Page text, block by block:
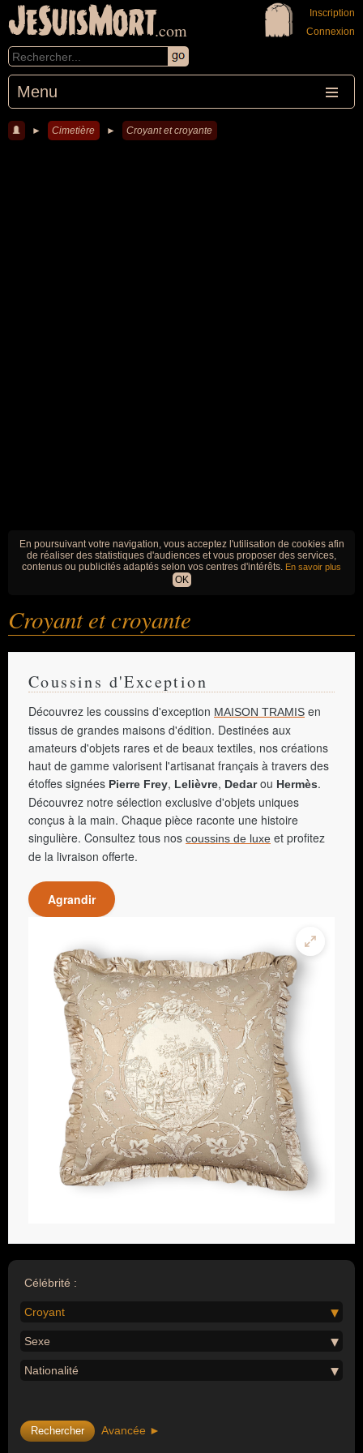
JeSuisMort.com
Menu
Inscription
Connexion
► Cimetière ► Croyant et croyante
En poursuivant votre navigation, vous acceptez l'utilisation de cookies afin
de réaliser des statistiques d'audiences et vous proposer des services,
contenus ou publicités adaptés selon vos centres d'intérêts. En savoir plus
OK
Croyant et croyante
Coussins d'Exception
Découvrez les coussins d'exception MAISON TRAMIS en
tissus de grandes maisons d'édition. Destinées aux
amateurs d'objets rares et de beaux textiles, nos créations
haut de gamme valorisent l'artisanat français à travers des
étoffes signées Pierre Frey, Lelièvre, Dedarou Hermès.
Découvrez notre sélection exclusive d'objets uniques
conçus à la main. Chaque pièce raconte une histoire
singulière. Consultez tous nos coussins de luxe et profitez
de la livraison offerte.
Agrandir
Célébrité :
Croyant
Sexe
Nationalité
Avancée ►